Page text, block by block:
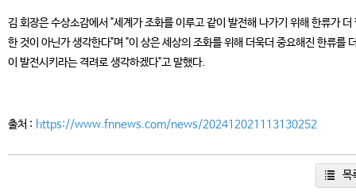
김 회장은 수상소감에서 "세계가 조화를 이루고 같이 발전해 나가기 위해 한류가 더
한 것이 아닌가 생각한다"며 "이 상은 세상의 조화를 위해 더욱더 중요해진 한류를
이 발전시키라는 격려로 생각하겠다"고 말했다.
출처 : https://www.fnnews.com/news/202412021113130252
목